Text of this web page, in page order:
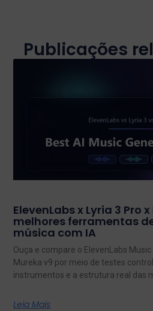
Publicações
ElevenLabs x Lyria 3 Pro
melhores ferramentas
música com IA
Ouça e compare o ElevenLabs Music
Mureka v9 por meio de testes
instrumentos e a estrutura real das
Leia Mais